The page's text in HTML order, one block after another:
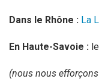
Dans le Rhône : La
En Haute-Savoie : le
(nous nous